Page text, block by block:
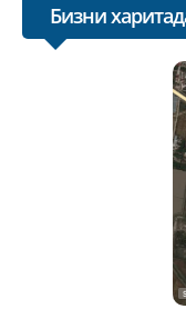
Бизни